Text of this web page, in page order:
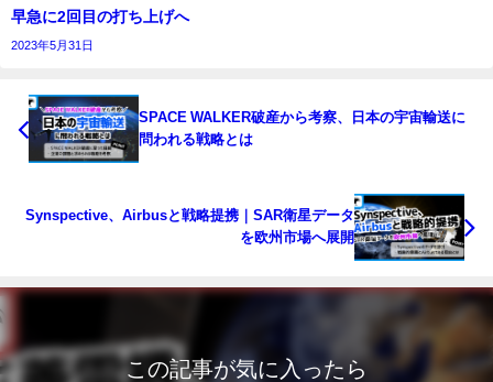
早急に2回目の打ち上げへ
2023年5月31日
SPACE WALKER破産から考察、日本の宇宙輸送に
問われる戦略とは
Synspective、Airbusと戦略提携｜SAR衛星データ
を欧州市場へ展開
この記事が気に入ったら